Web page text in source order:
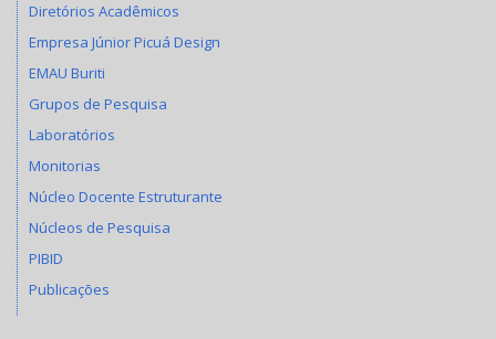
Diretórios Acadêmicos
Empresa Júnior Picuá Design
EMAU Buriti
Grupos de Pesquisa
Laboratórios
Monitorias
Núcleo Docente Estruturante
Núcleos de Pesquisa
PIBID
Publicações